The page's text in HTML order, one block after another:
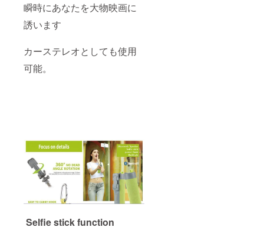
瞬時にあなたを大物映画に
誘います
カーステレオとしても使用
可能。
Selfie stick function